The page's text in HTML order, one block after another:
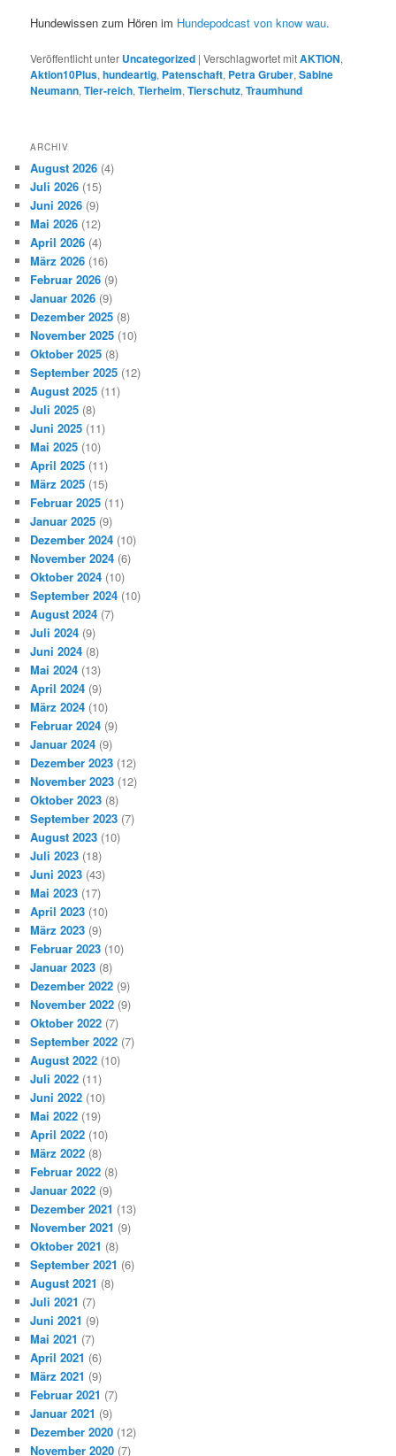
Hundewissen zum Hören im Hundepodcast von know wau.
Veröffentlicht unter Uncategorized |Verschlagwortet mitAKTION,
Aktion10Plus,hundeartig, Patenschaft, Petra Gruber,Sabine
Neumann,Tier-reich,Tierheim,Tierschutz,Traumhund
ARCHIV
August 2026 (4)
Juli 2026 (15)
Juni 2026 (9)
Mai 2026 (12)
April 2026 (4)
März 2026 (16)
Februar 2026 (9)
Januar 2026 (9)
Dezember 2025 (8)
November 2025 (10)
Oktober 2025 (8)
September 2025 (12)
August 2025 (11)
Juli 2025 (8)
Juni 2025 (11)
Mai 2025 (10)
April 2025 (11)
März 2025 (15)
Februar 2025 (11)
Januar 2025 (9)
Dezember 2024 (10)
November 2024 (6)
Oktober 2024 (10)
September 2024 (10)
August 2024 (7)
Juli 2024 (9)
Juni 2024 (8)
Mai 2024 (13)
April 2024 (9)
März 2024 (10)
Februar 2024 (9)
Januar 2024 (9)
Dezember 2023 (12)
November 2023 (12)
Oktober 2023 (8)
September 2023 (7)
August 2023 (10)
Juli 2023 (18)
Juni 2023 (43)
Mai 2023 (17)
April 2023 (10)
März 2023 (9)
Februar 2023 (10)
Januar 2023 (8)
Dezember 2022 (9)
November 2022 (9)
Oktober 2022 (7)
September 2022 (7)
August 2022 (10)
Juli 2022 (11)
Juni 2022 (10)
Mai 2022 (19)
April 2022 (10)
März 2022 (8)
Februar 2022 (8)
Januar 2022 (9)
Dezember 2021 (13)
November 2021 (9)
Oktober 2021 (8)
September 2021 (6)
August 2021 (8)
Juli 2021 (7)
Juni 2021 (9)
Mai 2021 (7)
April 2021 (6)
März 2021 (9)
Februar 2021 (7)
Januar 2021 (9)
Dezember 2020 (12)
November 2020 (7)